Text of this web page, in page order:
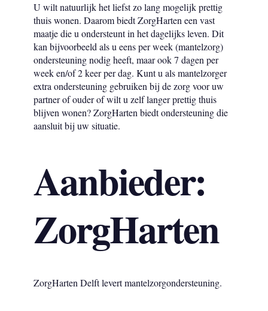
U wilt natuurlijk het liefst zo lang mogelijk prettig
thuis wonen. Daarom biedt ZorgHarten een vast
maatje die u ondersteunt in het dagelijks leven. Dit
kan bijvoorbeeld als u eens per week (mantelzorg)
ondersteuning nodig heeft, maar ook 7 dagen per
week en/of 2 keer per dag. Kunt u als mantelzorger
extra ondersteuning gebruiken bij de zorg voor uw
partner of ouder of wilt u zelf langer prettig thuis
blijven wonen? ZorgHarten biedt ondersteuning die
aansluit bij uw situatie.
Aanbieder:
ZorgHarten
ZorgHarten Delft levert mantelzorgondersteuning.